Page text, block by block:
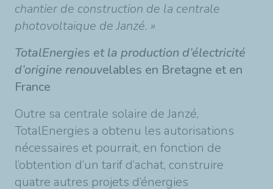
chantier de construction de la centrale
photovoltaïque de Janzé. »
TotalEnergies et la production d’électricité
d’origine renouvelables en Bretagne et en
France
Outre sa centrale solaire de Janzé,
TotalEnergies a obtenu les autorisations
nécessaires et pourrait, en fonction de
l’obtention d’un tarif d’achat, construire
quatre autres projets d’énergies